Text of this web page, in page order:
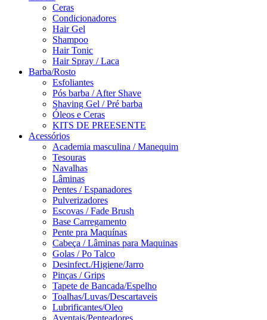
Ceras
Condicionadores
Hair Gel
Shampoo
Hair Tonic
Hair Spray / Laca
Barba/Rosto
Esfoliantes
Pós barba / After Shave
Shaving Gel / Pré barba
Óleos e Ceras
KITS DE PREESENTE
Acessórios
Academia masculina / Manequim
Tesouras
Navalhas
Lâminas
Pentes / Espanadores
Pulverizadores
Escovas / Fade Brush
Base Carregamento
Pente pra Maquínas
Cabeça / Lâminas para Maquinas
Golas / Po Talco
Desinfect./Higiene/Jarro
Pinças / Grips
Tapete de Bancada/Espelho
Toalhas/Luvas/Descartaveis
Lubrificantes/Oleo
Aventais/Penteadores